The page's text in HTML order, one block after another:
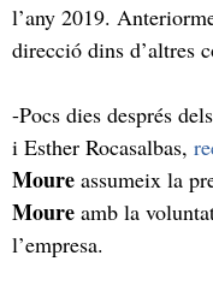
l’any 2019.
direcció dins d’altres
-Pocs dies després
i Esther Rocasalbas,
Moure assumeix la
Moure amb la
l’empresa.